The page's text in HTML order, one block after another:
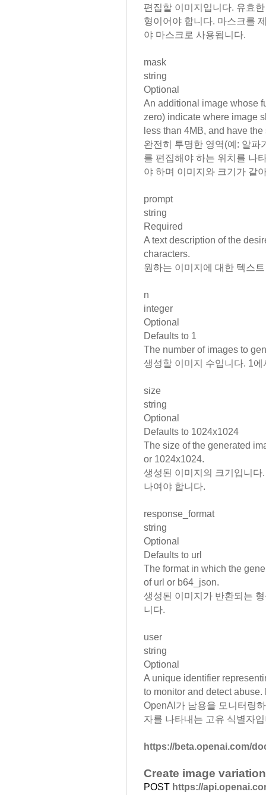
편집할 이미지입니다. 유효
형이어야 합니다. 마스크를
야 마스크로 사용됩니다.
mask
string
Optional
An additional image whose
zero) indicate where image
less than 4MB, and have
완전히 투명한 영역(예: 알파
를 편집해야 하는 위치를 나
야 하며 이미지와 크기가 같
prompt
string
Required
A text description of the
characters.
원하는 이미지에 대한 텍스
n
integer
Optional
Defaults to 1
The number of images to
생성할 이미지 수입니다. 1
size
string
Optional
Defaults to 1024x1024
The size of the generated
or 1024x1024.
생성된 이미지의 크기입니
나여야 합니다.
response_format
string
Optional
Defaults to url
The format in which the
of url or b64_json.
생성된 이미지가 반환되는
니다.
user
string
Optional
A unique identifier
to monitor and detect abuse.
OpenAI가 남용을 모니터링
자를 나타내는 고유 식별자
https://beta.openai.com/
Create image variation
POST https://